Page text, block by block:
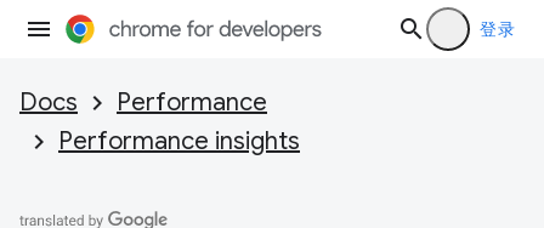
登录
Docs
Performance
Performance insights